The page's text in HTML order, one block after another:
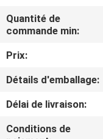
CONTRÔLE
DE
CONTACTEZ-
NOUS
Quantité de
commande min:
Prix:
Détails d'emballage:
Délai de livraison:
Conditions de